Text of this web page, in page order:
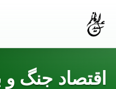
اقتصاد جنگ